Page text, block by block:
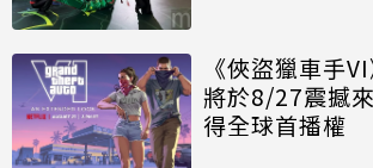
《俠盜獵車手
將於8/27震撼
得全球首播權